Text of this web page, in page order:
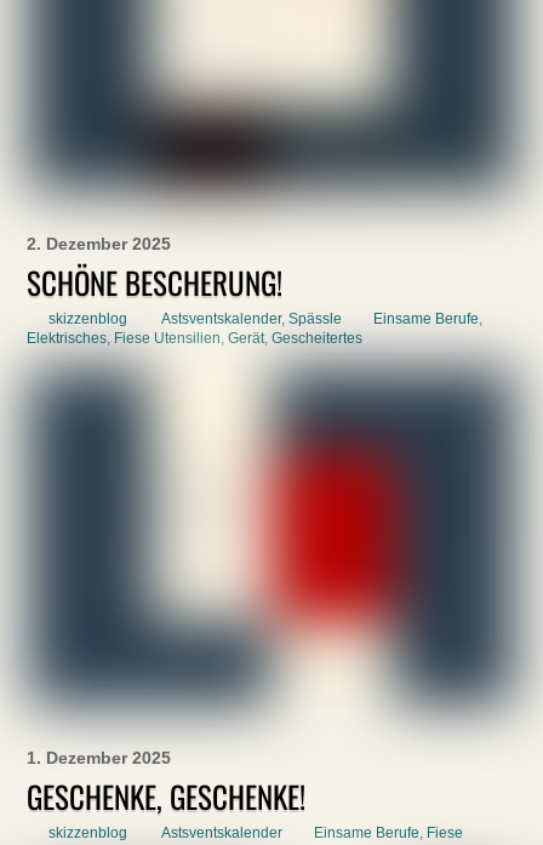
2. Dezember 2025
SCHÖNE BESCHERUNG!
skizzenblog Astsventskalender,Spässle Einsame Berufe,
Elektrisches, Fiese Utensilien,Gerät,Gescheitertes
1. Dezember 2025
GESCHENKE, GESCHENKE!
skizzenblog Astsventskalender Einsame Berufe Fiese